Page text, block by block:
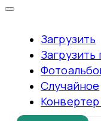
Загрузить
Загрузить
Случайное
Конвертер